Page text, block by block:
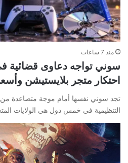
منذ 7 ساعات
احتكار متجر بلايستيشن
تجد سوني نفسها أمام موجة متصاعدة من
التنظيمية في خمس دول هي الولايات